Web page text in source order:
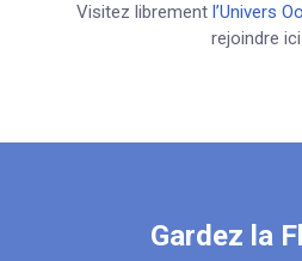
Gardez la
Visitez librement l’Univers
rejoindre ici